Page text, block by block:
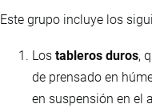
Este grupo incluye los
Los tableros duros,
de prensado en
en suspensión en el